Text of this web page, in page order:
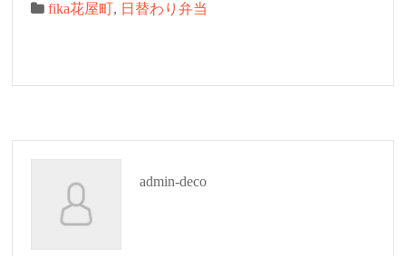
fika花屋町, 日替わり弁当
admin-deco